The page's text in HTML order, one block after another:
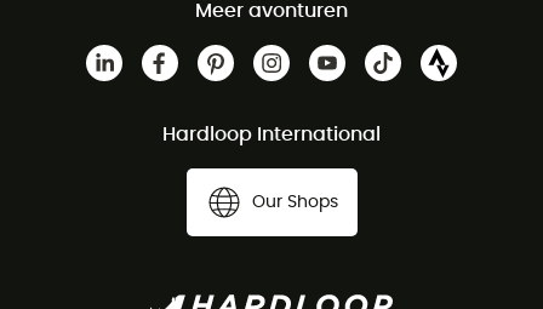
Meer avonturen
Hardloop International
Our Shops